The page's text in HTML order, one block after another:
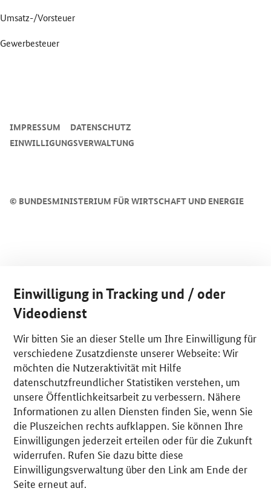
Umsatz-/Vorsteuer
Gewerbesteuer
© BUNDESMINISTERIUM FÜR WIRTSCHAFT UND ENERGIE
IMPRESSUM
DATENSCHUTZ
EINWILLIGUNGSVERWALTUNG
Einwilligung in Tracking und / oder
Videodienst
Wir bitten Sie an dieser Stelle um Ihre Einwilligung für
verschiedene Zusatzdienste unserer Webseite: Wir
möchten die Nutzeraktivität mit Hilfe
datenschutzfreundlicher Statistiken verstehen, um
unsere Öffentlichkeitsarbeit zu verbessern. Nähere
Informationen zu allen Diensten finden Sie, wenn Sie
die Pluszeichen rechts aufklappen. Sie können Ihre
Einwilligungen jederzeit erteilen oder für die Zukunft
widerrufen. Rufen Sie dazu bitte diese
Einwilligungsverwaltung über den Link am Ende der
Seite erneut auf.